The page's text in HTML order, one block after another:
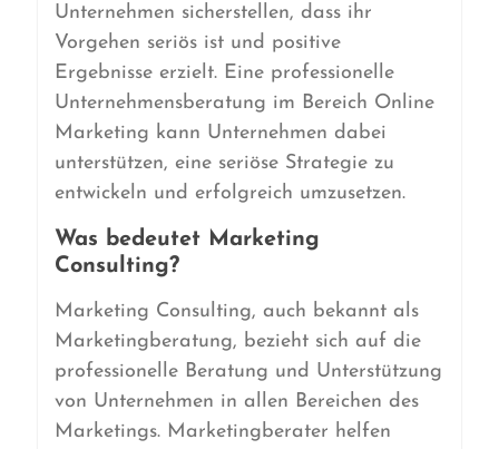
Unternehmen sicherstellen, dass ihr
Vorgehen seriös ist und positive
Ergebnisse erzielt. Eine professionelle
Unternehmensberatung im Bereich Online
Marketing kann Unternehmen dabei
unterstützen, eine seriöse Strategie zu
entwickeln und erfolgreich umzusetzen.
Was bedeutet Marketing
Consulting?
Marketing Consulting, auch bekannt als
Marketingberatung, bezieht sich auf die
professionelle Beratung und Unterstützung
von Unternehmen in allen Bereichen des
Marketings. Marketingberater helfen